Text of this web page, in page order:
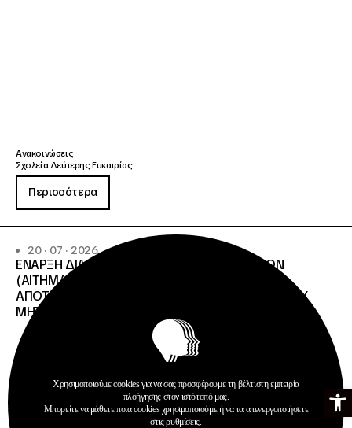
Ανοίξτε
Ανακοινώσεις
Σχολεία Δεύτερης Ευκαιρίας
Περισσότερα
20 · 07 · 2026
ΕΝΑΡΞΗ ΔΙΑΔΙΚΑΣΙΑΣ ΥΠΟΒΟΛΗΣ ΕΝΣΤΑΣΕΩΝ
(ΑΙΤΗΜΑΤΩΝ ΕΠΑΝΕΛΕΓΧΟΥ) ΕΠΙ ΤΩΝ
ΑΠΟΤΕΛΕΣΜΑΤΩΝ ΤΟΥ ΔΙΟΙΚΗΤΙΚΟΥ ΕΛΕΓΧΟΥ ΤΟΥ
ΜΗΤΡΩΟΥ Σ.Α.Ε.Κ. ΚΑΙ Ε.Σ.Κ.»
Χρησιμοποιούμε cookies για να σας προσφέρουμε τη βέλτιστη εμπειρία
πλοήγησης στον ιστότοπό μας.
Μπορείτε να μάθετε ποια cookies χρησιμοποιούμε ή να τα απενεργοποιήσετε
στιςρυθμίσεις.